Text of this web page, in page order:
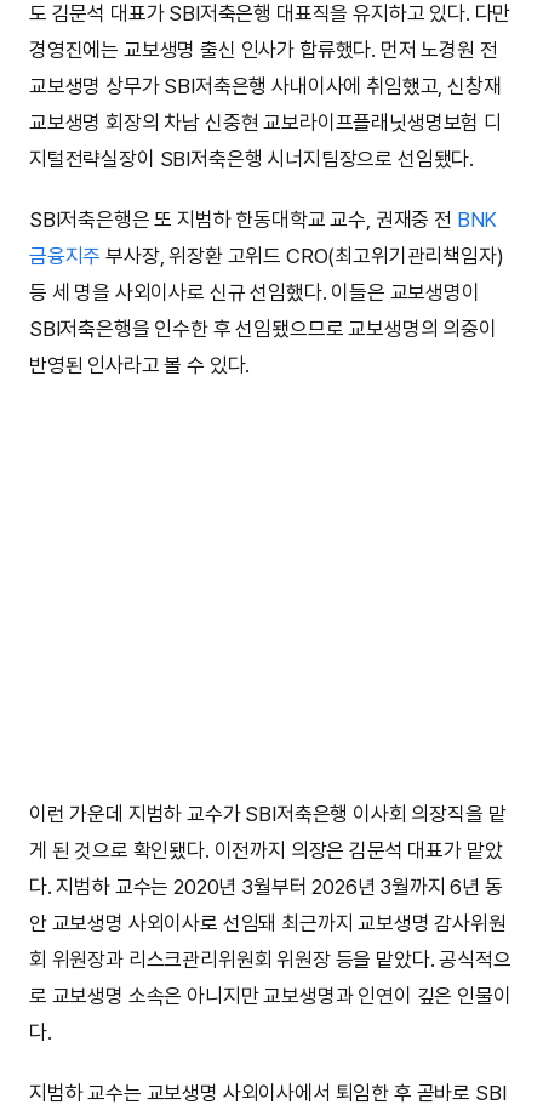
도 김문석 대표가 SBI저축은행 대표직을 유지하고 있다. 다만
경영진에는 교보생명 출신 인사가 합류했다. 먼저 노경원 전
교보생명 상무가 SBI저축은행 사내이사에 취임했고, 신창재
교보생명 회장의 차남 신중현 교보라이프플래닛생명보험 디
지털전략실장이 SBI저축은행 시너지팀장으로 선임됐다.
SBI저축은행은 또 지범하 한동대학교 교수, 권재중 전 BNK
금융지주 부사장, 위장환 고위드 CRO(최고위기관리책임자)
등 세 명을 사외이사로 신규 선임했다. 이들은 교보생명이
SBI저축은행을 인수한 후 선임됐으므로 교보생명의 의중이
반영된 인사라고 볼 수 있다.
이런 가운데 지범하 교수가 SBI저축은행 이사회 의장직을 맡
게 된 것으로 확인됐다. 이전까지 의장은 김문석 대표가 맡았
다. 지범하 교수는 2020년 3월부터 2026년 3월까지 6년 동
안 교보생명 사외이사로 선임돼 최근까지 교보생명 감사위원
회 위원장과 리스크관리위원회 위원장 등을 맡았다. 공식적으
로 교보생명 소속은 아니지만 교보생명과 인연이 깊은 인물이
다.
지범하 교수는 교보생명 사외이사에서 퇴임한 후 곧바로 SBI